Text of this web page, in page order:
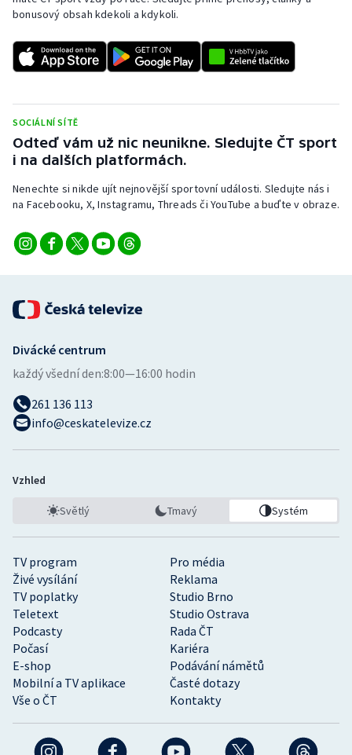
bonusový obsah kdekoli a kdykoli.
SOCIÁLNÍ SÍTĚ
Odteď vám už nic neunikne. Sledujte ČT sport
i na dalších platformách.
Nenechte si nikde ujít nejnovější sportovní události. Sledujte nás i
na Facebooku, X, Instagramu, Threads či YouTube a buďte v obraze.
TV program
Pro média
Živé vysílání
Reklama
TV poplatky
Studio Brno
Teletext
Studio Ostrava
Podcasty
Rada ČT
Počasí
Kariéra
E-shop
Podávání námětů
Mobilní a TV aplikace
Časté dotazy
Vše o ČT
Kontakty
Divácké centrum
každý všední den:8:00—16:00 hodin
261 136 113
info@ceskatelevize.cz
Vzhled
Světlý Tmavý Systém